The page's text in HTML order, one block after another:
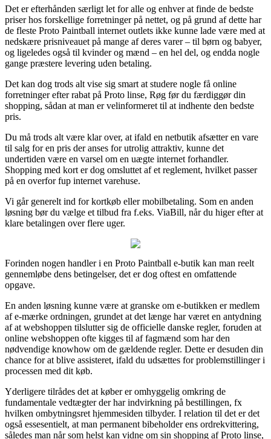
Det er efterhånden særligt let for alle og enhver at finde de bedste
priser hos forskellige forretninger på nettet, og på grund af dette har
de fleste Proto Paintball internet outlets ikke kunne lade være med at
nedskære prisniveauet på mange af deres varer – til børn og babyer,
og ligeledes også til kvinder og mænd – en hel del, og endda nogle
gange præstere levering uden betaling.
Det kan dog trods alt vise sig smart at studere nogle få online
forretninger efter rabat på Proto linse, Røg før du færdiggør din
shopping, sådan at man er velinformeret til at indhente den bedste
pris.
Du må trods alt være klar over, at ifald en netbutik afsætter en vare
til salg for en pris der anses for utrolig attraktiv, kunne det
undertiden være en varsel om en uægte internet forhandler.
Shopping med kort er dog omsluttet af et reglement, hvilket passer
på en overfor fup internet varehuse.
Vi går generelt ind for kortkøb eller mobilbetaling. Som en anden
løsning bør du vælge et tilbud fra f.eks. ViaBill, når du higer efter at
klare betalingen over flere uger.
Forinden nogen handler i en Proto Paintball e-butik kan man reelt
gennemløbe dens betingelser, det er dog oftest en omfattende
opgave.
En anden løsning kunne være at granske om e-butikken er medlem
af e-mærke ordningen, grundet at det længe har været en antydning
af at webshoppen tilslutter sig de officielle danske regler, foruden at
online webshoppen ofte kigges til af fagmænd som har den
nødvendige knowhow om de gældende regler. Dette er desuden din
chance for at blive assisteret, ifald du udsættes for problemstillinger i
processen med dit køb.
Yderligere tilrådes det at køber er omhyggelig omkring de
fundamentale vedtægter der har indvirkning på bestillingen, fx
hvilken ombytningsret hjemmesiden tilbyder. I relation til det er det
også essesentielt, at man permanent bibeholder ens ordrekvittering,
således man når som helst kan vidne om sin shopping af Proto linse,